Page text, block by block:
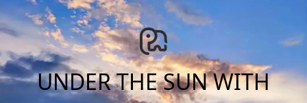
Skip
content
UNDER THE SUN WITH